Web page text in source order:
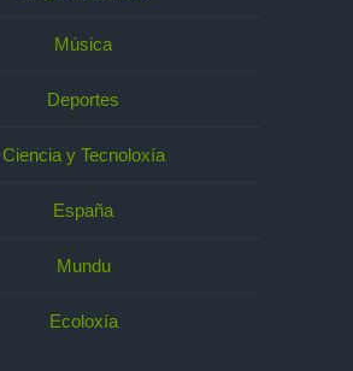
Música
Deportes
Ciencia y Tecnoloxía
España
Mundu
Ecoloxía